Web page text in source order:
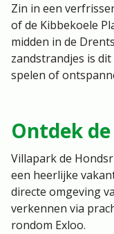
Zin in een
of de Kibbekoele
midden in de
zandstrandjes is
spelen of
Ontdek
Villapark de
een heerlijke
directe omgeving
verkennen via
rondom Exloo.